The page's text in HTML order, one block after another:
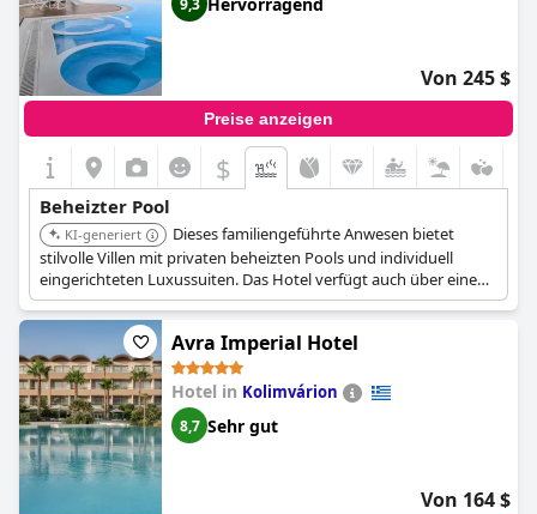
Von 245 $
Preise anzeigen
$
Beheizter Pool
KI-generiert
Dieses familiengeführte Anwesen bietet
stilvolle Villen mit privaten beheizten Pools und individuell
eingerichteten Luxussuiten. Das Hotel verfügt auch über einen
Außenpool und einen beheizten Infinity-Pool.
Avra Imperial Hotel
Hotel in Kolimvárion
8,7 Sehr gut
Von 164 $